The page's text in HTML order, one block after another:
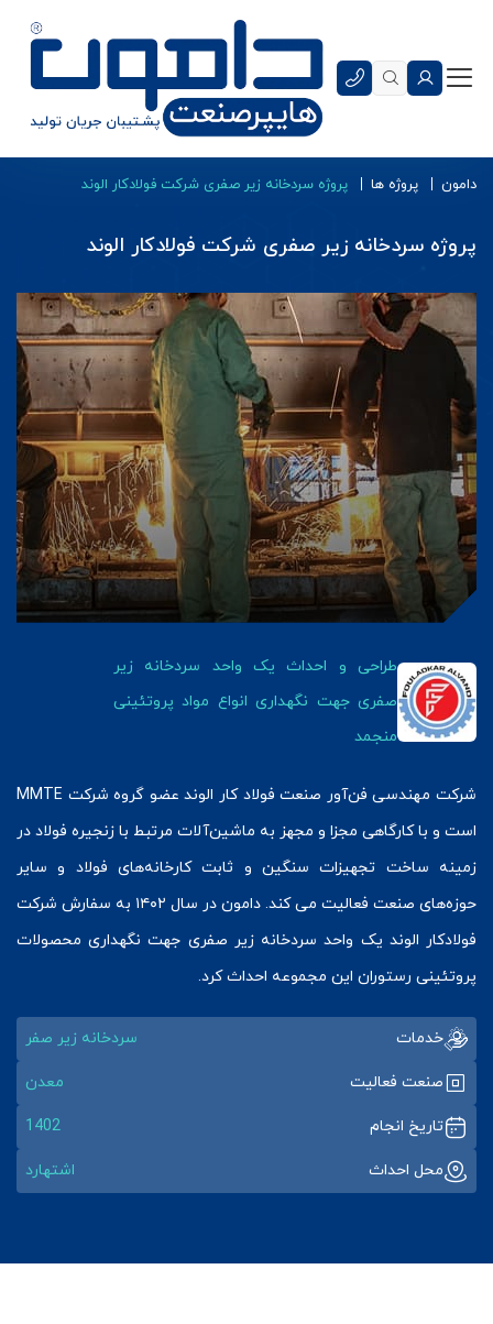
دامون پروژه ها پروژه سردخانه زیر صفری شرکت فولادکار الوند
پروژه سردخانه زیر صفری شرکت فولادکار الوند
طراحی و احداث یک واحد سردخانه زیر
صفری جهت نگهداری انواع مواد پروتئینی
منجمد
شرکت مهندسی فن‌آور صنعت فولاد کار الوند عضو گروه شرکت MMTE
است و با کارگاهی مجزا و مجهز به ماشین‌آلات مرتبط با زنجیره فولاد در
زمینه ساخت تجهیزات سنگین و ثابت کارخانه‌های فولاد و سایر
حوزه‌های صنعت فعالیت می کند. دامون در سال ۱۴۰۲ به سفارش شرکت
فولادکار الوند یک واحد سردخانه زیر صفری جهت نگهداری محصولات
پروتئینی رستوران این مجموعه احداث کرد.
خدمات سردخانه زیر صفر
صنعت فعالیت معدن
تاریخ انجام 1402
محل احداث اشتهارد